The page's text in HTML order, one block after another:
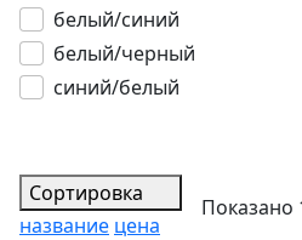
белый/синий
белый/черный
синий/белый
Сортировка
название цена
Показано